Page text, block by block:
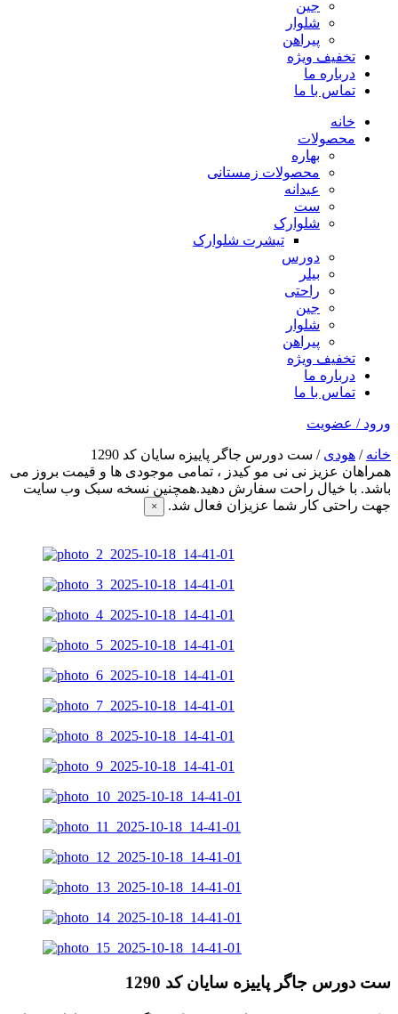
جین
شلوار
پیراهن
تخفیف ویژه
درباره ما
تماس با ما
خانه
محصولات
بهاره
محصولات زمستانی
عیدانه
ست
شلوارک
تیشرت شلوارک
دورس
بیلر
راحتی
جین
شلوار
پیراهن
تخفیف ویژه
درباره ما
تماس با ما
ورود / عضویت
خانه / هودی / ست دورس جاگر پاییزه سایان کد 1290
همراهان عزیز نی نی مو کیدز ، تمامی موجودی ها و قیمت بروز می
باشد. با خیال راحت سفارش دهید.همچنین نسخه سبک وب سایت
جهت راحتی کار شما عزیزان فعال شد.
×
ست دورس جاگر پاییزه سایان کد 1290